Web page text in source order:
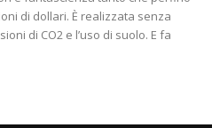
di dollari. È realizzata senza
di CO2 e l’uso di suolo. E fa